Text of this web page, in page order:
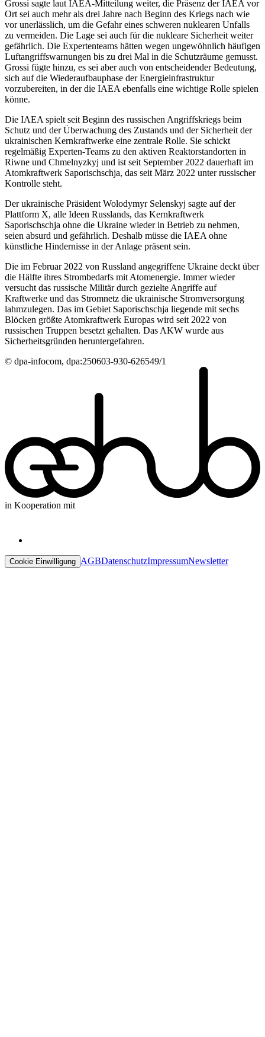
Grossi sagte laut IAEA-Mitteilung weiter, die Präsenz der IAEA vor
Ort sei auch mehr als drei Jahre nach Beginn des Kriegs nach wie
vor unerlässlich, um die Gefahr eines schweren nuklearen Unfalls
zu vermeiden. Die Lage sei auch für die nukleare Sicherheit weiter
gefährlich. Die Expertenteams hätten wegen ungewöhnlich häufigen
Luftangriffswarnungen bis zu drei Mal in die Schutzräume gemusst.
Grossi fügte hinzu, es sei aber auch von entscheidender Bedeutung,
sich auf die Wiederaufbauphase der Energieinfrastruktur
vorzubereiten, in der die IAEA ebenfalls eine wichtige Rolle spielen
könne.
Die IAEA spielt seit Beginn des russischen Angriffskriegs beim
Schutz und der Überwachung des Zustands und der Sicherheit der
ukrainischen Kernkraftwerke eine zentrale Rolle. Sie schickt
regelmäßig Experten-Teams zu den aktiven Reaktorstandorten in
Riwne und Chmelnyzkyj und ist seit September 2022 dauerhaft im
Atomkraftwerk Saporischschja, das seit März 2022 unter russischer
Kontrolle steht.
Der ukrainische Präsident Wolodymyr Selenskyj sagte auf der
Plattform X, alle Ideen Russlands, das Kernkraftwerk
Saporischschja ohne die Ukraine wieder in Betrieb zu nehmen,
seien absurd und gefährlich. Deshalb müsse die IAEA ohne
künstliche Hindernisse in der Anlage präsent sein.
Die im Februar 2022 von Russland angegriffene Ukraine deckt über
die Hälfte ihres Strombedarfs mit Atomenergie. Immer wieder
versucht das russische Militär durch gezielte Angriffe auf
Kraftwerke und das Stromnetz die ukrainische Stromversorgung
lahmzulegen. Das im Gebiet Saporischschja liegende mit sechs
Blöcken größte Atomkraftwerk Europas wird seit 2022 von
russischen Truppen besetzt gehalten. Das AKW wurde aus
Sicherheitsgründen heruntergefahren.
© dpa-infocom, dpa:250603-930-626549/1
in Kooperation mit
Cookie Einwilligung AGBDatenschutzImpressumNewsletter